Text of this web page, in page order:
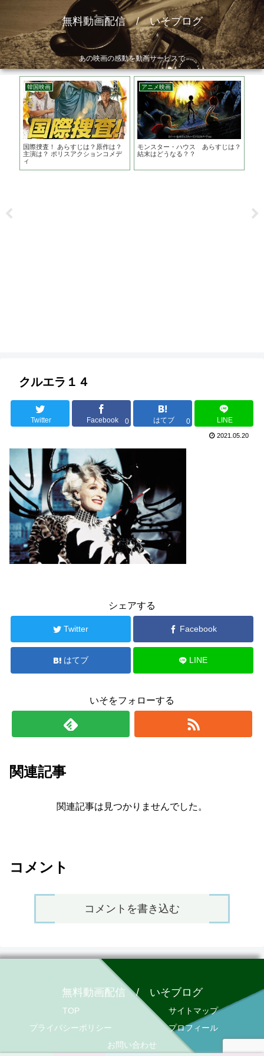
無料動画配信 / いそブログ
あの映画の感動を動画サービスで
韓国映画
国際捜査！ あらすじは？原作は？
主演は？ ポリスアクションコメデ
ィ
アニメ映画
モンスター・ハウス あらすじは？
結末はどうなる？？
クルエラ１４
Twitter Facebook 0 はてブ 0 LINE
2021.05.20
シェアする
Twitter Facebook
はてブ LINE
いそをフォローする
関連記事
関連記事は見つかりませんでした。
コメント
コメントを書き込む
無料動画配信 / いそブログ
TOP
サイトマップ
プライバシーポリシー
プロフィール
お問い合わせ